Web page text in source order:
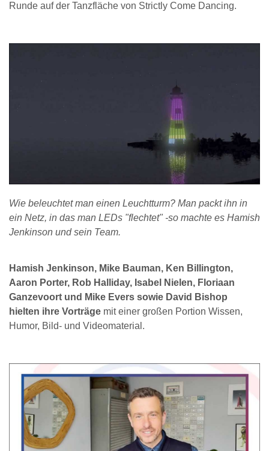
Runde auf der Tanzfläche von Strictly Come Dancing.
Wie beleuchtet man einen Leuchtturm? Man packt ihn in
ein Netz, in das man LEDs "flechtet" -so machte es Hamish
Jenkinson und sein Team.
Hamish Jenkinson, Mike Bauman, Ken Billington,
Aaron Porter, Rob Halliday, Isabel Nielen, Floriaan
Ganzevoort und Mike Evers sowie David Bishop
hielten ihre Vorträge mit einer großen Portion Wissen,
Humor, Bild- und Videomaterial.